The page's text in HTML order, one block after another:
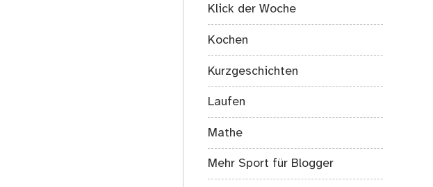
Klick der Woche
Kochen
Kurzgeschichten
Laufen
Mathe
Mehr Sport für Blogger